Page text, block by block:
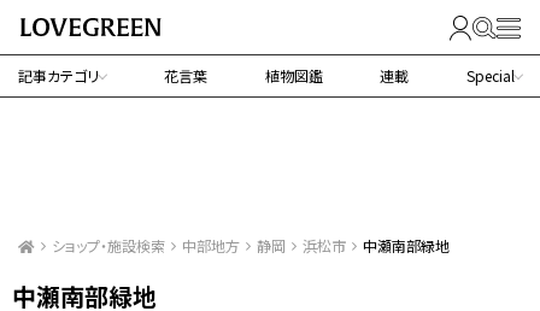
記事カテゴリ 花言葉 植物図鑑 連載 Special
ショップ・施設検索 中部地方 静岡 浜松市 中瀬南部緑地
中瀬南部緑地